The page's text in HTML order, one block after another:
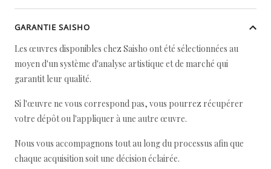
GARANTIE SAISHO
Les œuvres disponibles chez Saisho ont été sélectionnées au
moyen d'un système d'analyse artistique et de marché qui
garantit leur qualité.
Si l'œuvre ne vous correspond pas, vous pourrez récupérer
votre dépôt ou l'appliquer à une autre œuvre.
Nous vous accompagnons tout au long du processus afin que
chaque acquisition soit une décision éclairée.